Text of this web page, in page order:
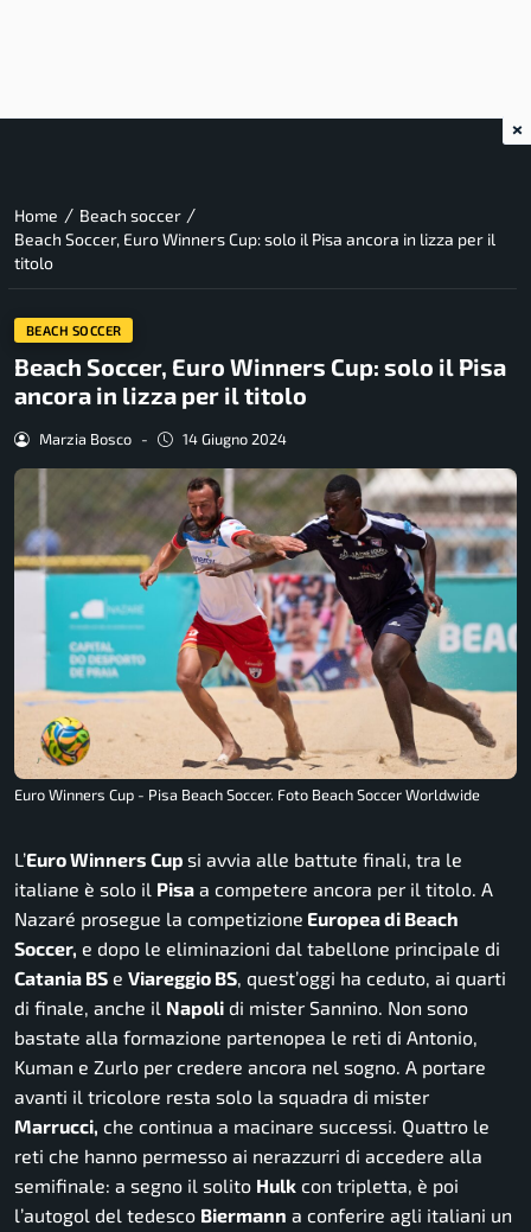
Home / Beach soccer /
Beach Soccer, Euro Winners Cup: solo il Pisa ancora in lizza per il
titolo
BEACH SOCCER
Beach Soccer, Euro Winners Cup: solo il Pisa
ancora in lizza per il titolo
Marzia Bosco - 14 Giugno 2024
Euro Winners Cup - Pisa Beach Soccer. Foto Beach Soccer Worldwide
L’Euro Winners Cup si avvia alle battute finali, tra le
italiane è solo il Pisa a competere ancora per il titolo. A
Nazaré prosegue la competizione Europea di Beach
Soccer, e dopo le eliminazioni dal tabellone principale di
Catania BS e Viareggio BS, quest’oggi ha ceduto, ai quarti
di finale, anche il Napoli di mister Sannino. Non sono
bastate alla formazione partenopea le reti di Antonio,
Kuman e Zurlo per credere ancora nel sogno. A portare
avanti il tricolore resta solo la squadra di mister
Marrucci, che continua a macinare successi. Quattro le
reti che hanno permesso ai nerazzurri di accedere alla
semifinale: a segno il solito Hulk con tripletta, è poi
l’autogol del tedesco Biermann a conferire agli italiani un
×